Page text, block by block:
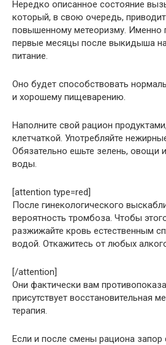
Нередко описанное состояние
который, в свою очередь,
повышенному метеоризму. Именно
первые месяцы после выкидыша
питание.
Оно будет способствовать
и хорошему пищеварению.
Наполните свой рацион
клетчаткой. Употребляйте
Обязательно ешьте зелень, овощи
воды.
[attention type=red]
После гинекологического
вероятность тромбоза. Чтобы
разжижайте кровь естественным
водой. Откажитесь от любых
[/attention]
Они фактически вам
присутствует восстановительная
терапия.
Если и после смены рациона запор